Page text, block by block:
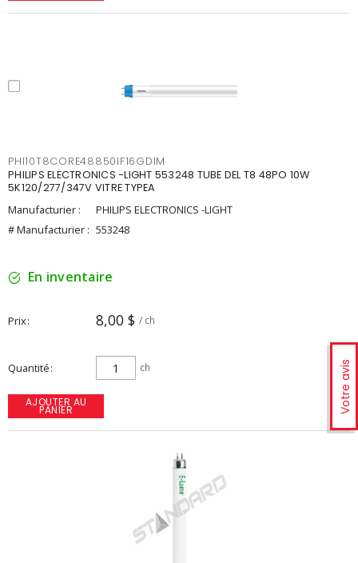
Votre avis
PHI10T8CORE48850IF16GDIM
PHILIPS ELECTRONICS -LIGHT 553248 TUBE DEL T8 48PO 10W
5K120/277/347V VITRE TYPEA
Manufacturier :
PHILIPS ELECTRONICS -LIGHT
# Manufacturier : 553248
En inventaire
Prix 8,00 $ / ch
Quantité ch
AJOUTER AU
PANIER